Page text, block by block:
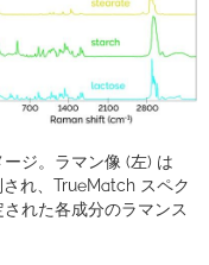
ジ。ラマン像 (左) は
れ、TrueMatch スペク
れた各成分のラマンス